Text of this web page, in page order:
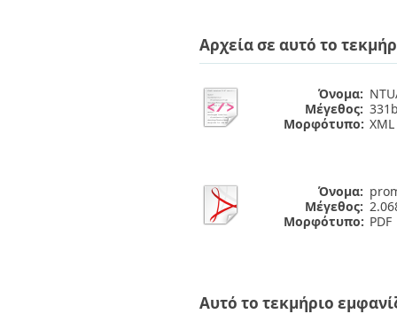
Αρχεία σε αυτό το
Όνομα:
Μέγεθος:
Μορφότυπο: XML
Όνομα:
Μέγεθος:
Μορφότυπο: PDF
Αυτό το τεκμήριο